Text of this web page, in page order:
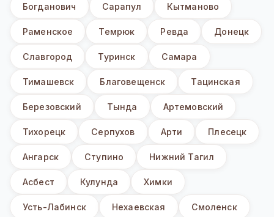
Богданович Сарапул Кытманово
Раменское Темрюк Ревда Донецк
Славгород Туринск Самара
Тимашевск Благовещенск Тацинская
Березовский Тында Артемовский
Тихорецк Серпухов Арти Плесецк
Ангарск Ступино Нижний Тагил
Асбест Кулунда Химки
Усть-Лабинск Нехаевская Смоленск